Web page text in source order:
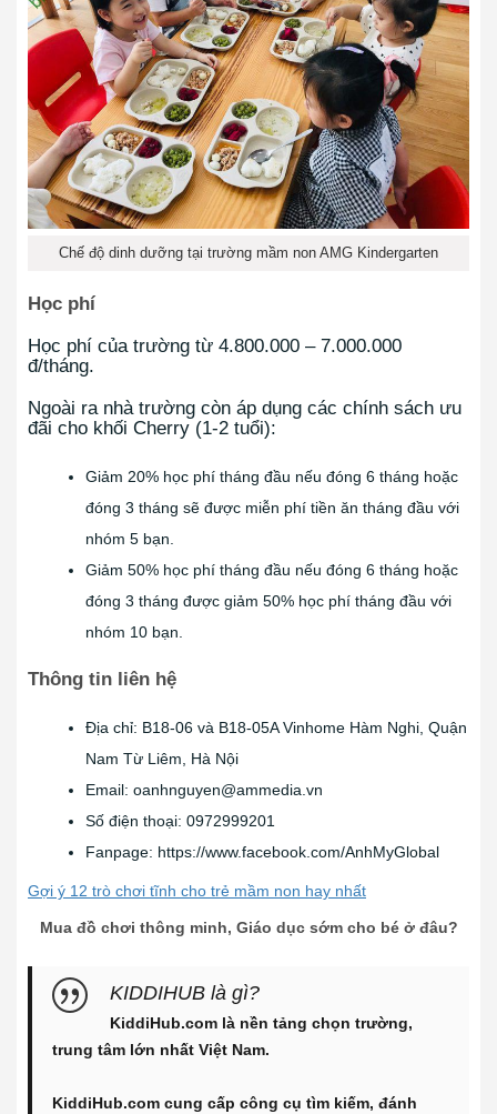
Chế độ dinh dưỡng tại trường mầm non AMG Kindergarten
Học phí
Học phí của trường từ 4.800.000 – 7.000.000
đ/tháng.
Ngoài ra nhà trường còn áp dụng các chính sách ưu
đãi cho khối Cherry (1-2 tuổi):
Giảm 20% học phí tháng đầu nếu đóng 6 tháng hoặc
đóng 3 tháng sẽ được miễn phí tiền ăn tháng đầu với
nhóm 5 bạn.
Giảm 50% học phí tháng đầu nếu đóng 6 tháng hoặc
đóng 3 tháng được giảm 50% học phí tháng đầu với
nhóm 10 bạn.
Thông tin liên hệ
Địa chỉ: B18-06 và B18-05A Vinhome Hàm Nghi, Quận
Nam Từ Liêm, Hà Nội
Email:oanhnguyen@ammedia.vn
Số điện thoại: 0972999201
Fanpage: https://www.facebook.com/AnhMyGlobal
Gợi ý 12 trò chơi tĩnh cho trẻ mầm non hay nhất
Mua đồ chơi thông minh, Giáo dục sớm cho bé ở đâu?
KIDDIHUB là gì?
KiddiHub.com là nền tảng chọn trường,
trung tâm lớn nhất Việt Nam.
KiddiHub.com cung cấp công cụ tìm kiếm, đánh